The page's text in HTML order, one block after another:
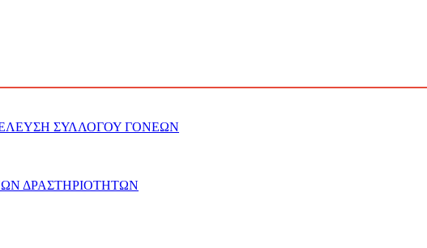
ΣΥΛΛΟΓΟΥ ΓΟΝΕΩΝ
ΔΡΑΣΤΗΡΙΟΤΗΤΩΝ